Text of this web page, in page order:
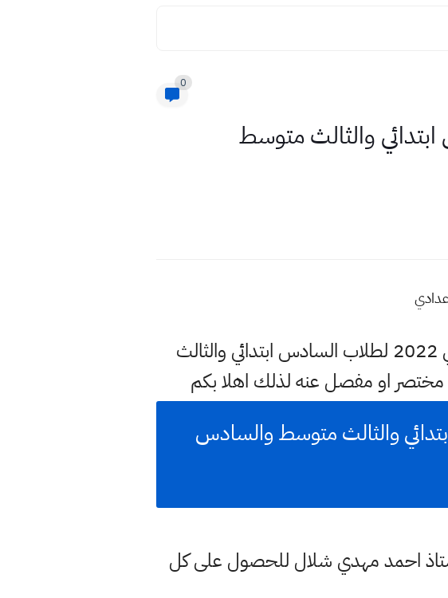
0
2022 لطلاب السادس ابتدائي والثالث متوسط
حياكم وبياكم حاليا اكثر البحث في الوقت الحالي عن الدخول الوزاري 2022 لطلاب السادس ابتدائي والثالث
او مفصل عنه لذلك اهلا بكم
2022 لطلاب السادس ابتدائي والثالث متوسط والسادس
احمد مهدي شلال للحصول على كل